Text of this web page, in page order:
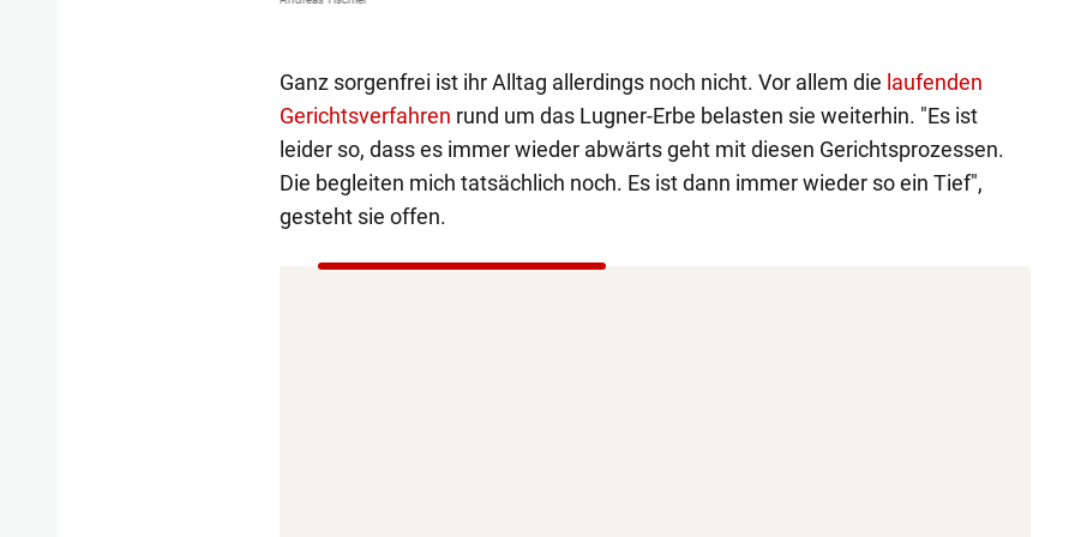
Ganz sorgenfrei ist ihr Alltag allerdings noch nicht. Vor allem die laufenden
Gerichtsverfahren rund um das Lugner-Erbe belasten sie weiterhin. "Es ist
leider so, dass es immer wieder abwärts geht mit diesen Gerichtsprozessen.
Die begleiten mich tatsächlich noch. Es ist dann immer wieder so ein Tief",
gesteht sie offen.